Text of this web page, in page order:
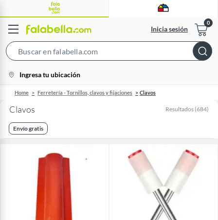
Inicia sesión
Bar
location-
icon
Ingresa tu ubicación
Home Ferretería - Tornillos, clavos y fijaciones Clavos
Clavos Resultados (684)
Envío gratis